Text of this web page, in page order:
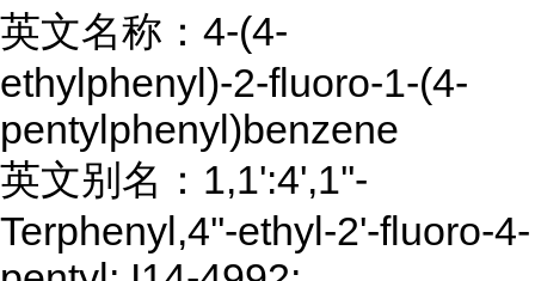
英文名称：4-(4-
ethylphenyl)-2-fluoro-1-(4-
pentylphenyl)benzene
英文别名：1,1':4',1''-
Terphenyl,4''-ethyl-2'-fluoro-4-